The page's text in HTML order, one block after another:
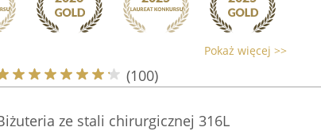
Pokaż więcej >>
(100)
ze stali chirurgicznej 316L